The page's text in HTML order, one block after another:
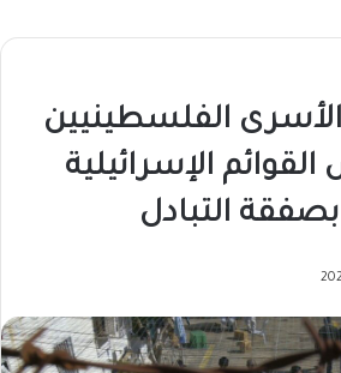
الفلسطينيين
الإسرائيلية
التبادل